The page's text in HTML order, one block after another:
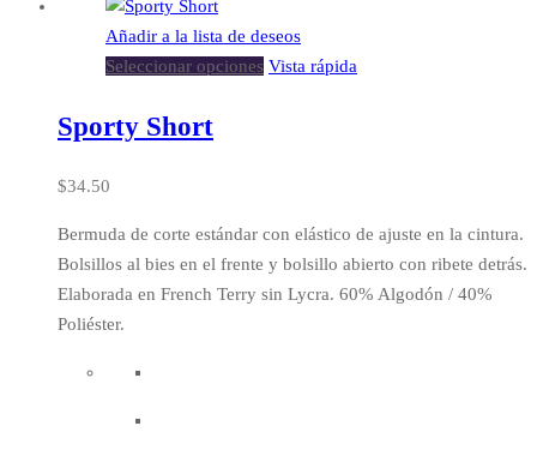
Añadir a la lista de deseos
Seleccionar opciones Vista rápida
Sporty Short
$34.50
Bermuda de corte estándar con elástico de ajuste en la cintura.
Bolsillos al bies en el frente y bolsillo abierto con ribete detrás.
Elaborada en French Terry sin Lycra. 60% Algodón / 40%
Poliéster.